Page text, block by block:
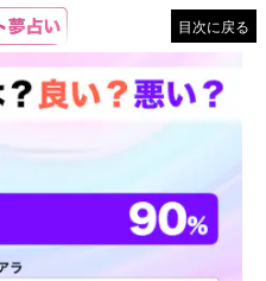
目次に戻る